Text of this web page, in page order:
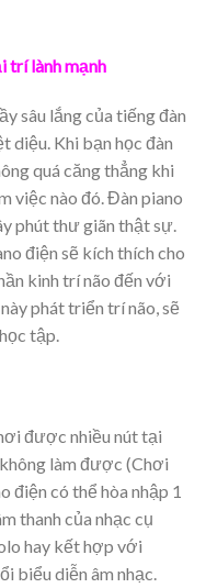
trí lành mạnh
sâu lắng của tiếng đàn
diệu. Khi bạn học đàn
quá căng thẳng khi
việc nào đó. Đàn piano
phút thư giãn thật sự.
điện sẽ kích thích cho
kinh trí não đến với
phát triển trí não, sẽ
tập.
được nhiều nút tại
làm được (Chơi
điện có thể hòa nhập 1
thanh của nhạc cụ
hay kết hợp với
biểu diễn âm nhạc.